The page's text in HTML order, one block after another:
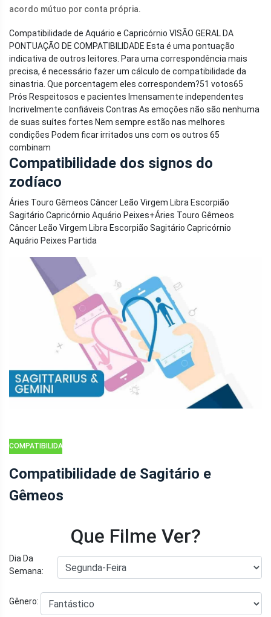
acordo mútuo por conta própria.
Compatibilidade de Aquário e Capricórnio VISÃO GERAL DA
PONTUAÇÃO DE COMPATIBILIDADE Esta é uma pontuação
indicativa de outros leitores. Para uma correspondência mais
precisa, é necessário fazer um cálculo de compatibilidade da
sinastria. Que porcentagem eles correspondem?51 votos65
Prós Respeitosos e pacientes Imensamente independentes
Incrivelmente confiáveis ​​Contras As emoções não são nenhuma
de suas suítes fortes Nem sempre estão nas melhores
condições Podem ficar irritados uns com os outros 65
combinam
Compatibilidade dos signos do
zodíaco
Áries Touro Gêmeos Câncer Leão Virgem Libra Escorpião
Sagitário Capricórnio Aquário Peixes+Áries Touro Gêmeos
Câncer Leão Virgem Libra Escorpião Sagitário Capricórnio
Aquário Peixes Partida
COMPATIBILIDADE
Compatibilidade de Sagitário e
Gêmeos
Que Filme Ver?
Dia Da
Semana:
Gênero: